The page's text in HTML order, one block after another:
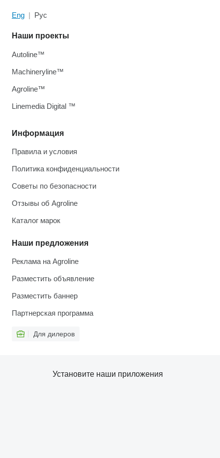
Eng Рус
Информация
Правила и условия
Политика конфиденциальности
Советы по безопасности
Отзывы об Agroline
Каталог марок
Наши предложения
Реклама на Agroline
Разместить объявление
Разместить баннер
Партнерская программа
Для дилеров
Наши проекты
Autoline™
Machineryline™
Agroline™
Linemedia Digital ™
Установите наши приложения